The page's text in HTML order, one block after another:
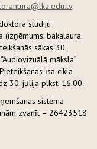
.
studiju
bakalaura
sākas 30.
māksla”
īsā cikla
30. jūlija plkst. 16.00.
sistēmā
zvanīt – 26423518